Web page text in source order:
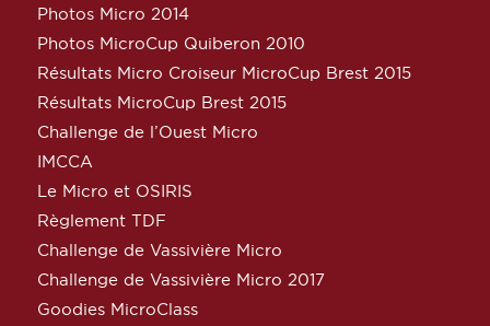
Photos Micro 2014
Photos MicroCup Quiberon 2010
Résultats Micro Croiseur MicroCup Brest 2015
Résultats MicroCup Brest 2015
Challenge de l’Ouest Micro
IMCCA
Le Micro et OSIRIS
Règlement TDF
Challenge de Vassivière Micro
Challenge de Vassivière Micro 2017
Goodies MicroClass